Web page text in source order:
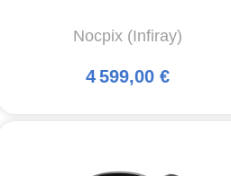
Nocpix (Infiray)
4 599,00 €